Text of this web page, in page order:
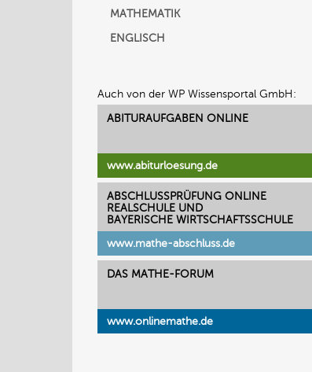
MATHEMATIK
ENGLISCH
Auch von der WP Wissensportal GmbH:
ABITURAUFGABEN ONLINE
www.abiturloesung.de
ABSCHLUSSPRÜFUNG ONLINE
REALSCHULE UND
BAYERISCHE WIRTSCHAFTSSCHULE
www.mathe-abschluss.de
DAS MATHE-FORUM
www.onlinemathe.de